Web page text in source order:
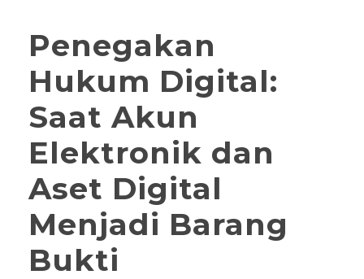
Penegakan
Hukum Digital:
Saat Akun
Elektronik dan
Aset Digital
Menjadi Barang
Bukti